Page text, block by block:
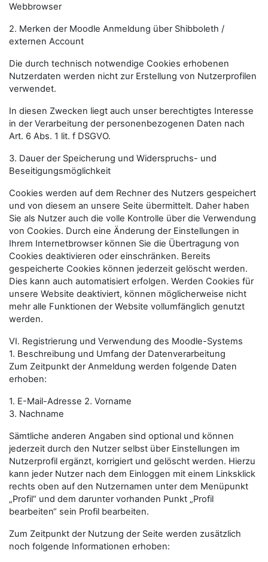
Webbrowser
2. Merken der Moodle Anmeldung über Shibboleth /
externen Account
Die durch technisch notwendige Cookies erhobenen
Nutzerdaten werden nicht zur Erstellung von Nutzerprofilen
verwendet.
In diesen Zwecken liegt auch unser berechtigtes Interesse
in der Verarbeitung der personenbezogenen Daten nach
Art. 6 Abs. 1 lit. f DSGVO.
3. Dauer der Speicherung und Widerspruchs- und
Beseitigungsmöglichkeit
Cookies werden auf dem Rechner des Nutzers gespeichert
und von diesem an unsere Seite übermittelt. Daher haben
Sie als Nutzer auch die volle Kontrolle über die Verwendung
von Cookies. Durch eine Änderung der Einstellungen in
Ihrem Internetbrowser können Sie die Übertragung von
Cookies deaktivieren oder einschränken. Bereits
gespeicherte Cookies können jederzeit gelöscht werden.
Dies kann auch automatisiert erfolgen. Werden Cookies für
unsere Website deaktiviert, können möglicherweise nicht
mehr alle Funktionen der Website vollumfänglich genutzt
werden.
VI. Registrierung und Verwendung des Moodle-Systems
1. Beschreibung und Umfang der Datenverarbeitung
Zum Zeitpunkt der Anmeldung werden folgende Daten
erhoben:
1. E-Mail-Adresse 2. Vorname
3. Nachname
Sämtliche anderen Angaben sind optional und können
jederzeit durch den Nutzer selbst über Einstellungen im
Nutzerprofil ergänzt, korrigiert und gelöscht werden. Hierzu
kann jeder Nutzer nach dem Einloggen mit einem Linksklick
rechts oben auf den Nutzernamen unter dem Menüpunkt
„Profil“ und dem darunter vorhanden Punkt „Profil
bearbeiten“ sein Profil bearbeiten.
Zum Zeitpunkt der Nutzung der Seite werden zusätzlich
noch folgende Informationen erhoben: